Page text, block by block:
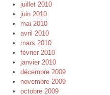
juillet 2010
juin 2010
mai 2010
avril 2010
mars 2010
février 2010
janvier 2010
décembre 2009
novembre 2009
octobre 2009